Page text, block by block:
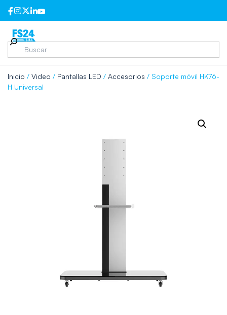
Inicio / Video / Pantallas LED / Accesorios / Soporte móvil HK76-
H Universal